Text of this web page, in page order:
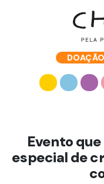
DOAÇÃO
Evento
especial de